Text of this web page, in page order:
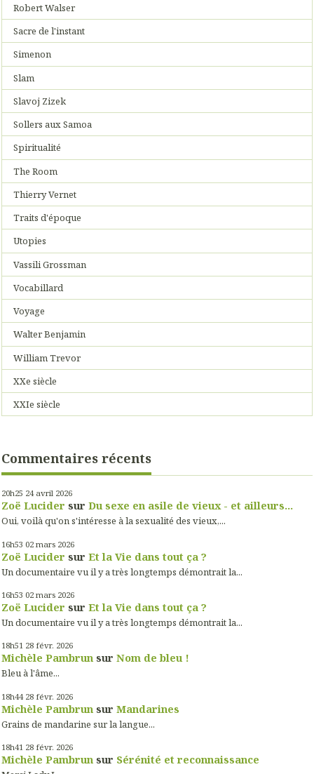
Robert Walser
Sacre de l'instant
Simenon
Slam
Slavoj Zizek
Sollers aux Samoa
Spiritualité
The Room
Thierry Vernet
Traits d'époque
Utopies
Vassili Grossman
Vocabillard
Voyage
Walter Benjamin
William Trevor
XXe siècle
XXIe siècle
Commentaires récents
20h25 24 avril 2026
Zoë Lucider sur Du sexe en asile de vieux - et ailleurs...
Oui, voilà qu'on s'intéresse à la sexualité des vieux,...
16h53 02 mars 2026
Zoë Lucider sur Et la Vie dans tout ça ?
Un documentaire vu il y a très longtemps démontrait la...
16h53 02 mars 2026
Zoë Lucider sur Et la Vie dans tout ça ?
Un documentaire vu il y a très longtemps démontrait la...
18h51 28 févr. 2026
Michèle Pambrun sur Nom de bleu !
Bleu à l'âme...
18h44 28 févr. 2026
Michèle Pambrun sur Mandarines
Grains de mandarine sur la langue...
18h41 28 févr. 2026
Michèle Pambrun sur Sérénité et reconnaissance